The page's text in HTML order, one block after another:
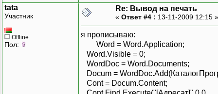
tata
Участник
Offline
Пол:
Re: Вывод на печать
« Ответ #4 : 13-11-2009 12:15
я прописываю:
Word = Word.Application;
Word.Visible = 0;
WordDoc = Word.Documents;
Docum =
Cont = Docum.Content;